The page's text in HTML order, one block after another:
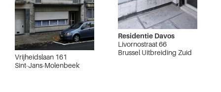
Vrijheidslaan 161
Sint-Jans-Molenbeek
Residentie Davos
Livornostraat 66
Brussel Uitbreiding Zuid